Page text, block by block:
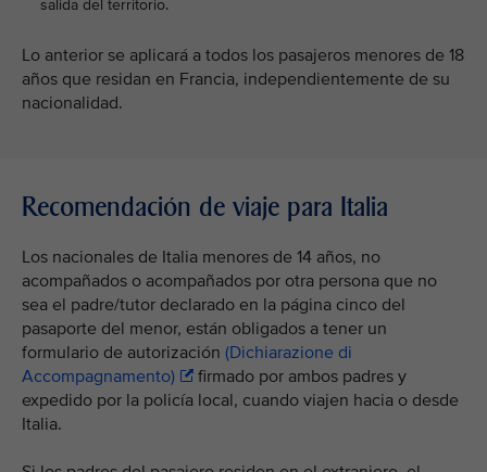
salida del territorio.
Lo anterior se aplicará a todos los pasajeros menores de 18
años que residan en Francia, independientemente de su
nacionalidad.
Recomendación de viaje para Italia
Los nacionales de Italia menores de 14 años, no
acompañados o acompañados por otra persona que no
sea el padre/tutor declarado en la página cinco del
pasaporte del menor, están obligados a tener un
formulario de autorización (Dichiarazione di
Accompagnamento)
firmado por ambos padres y
expedido por la policía local, cuando viajen hacia o desde
Italia.